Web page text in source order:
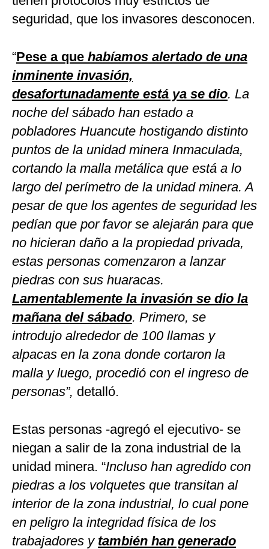
seguridad, que los invasores desconocen.
“Pese a que habíamos alertado de una
inminente invasión,
desafortunadamente está ya se dio. La
noche del sábado han estado a
pobladores Huancute hostigando distinto
puntos de la unidad minera Inmaculada,
cortando la malla metálica que está a lo
largo del perímetro de la unidad minera. A
pesar de que los agentes de seguridad les
pedían que por favor se alejarán para que
no hicieran daño a la propiedad privada,
estas personas comenzaron a lanzar
piedras con sus huaracas.
Lamentablemente la invasión se dio la
mañana del sábado. Primero, se
introdujo alrededor de 100 llamas y
alpacas en la zona donde cortaron la
malla y luego, procedió con el ingreso de
personas”, detalló.
Estas personas -agregó el ejecutivo- se
niegan a salir de la zona industrial de la
unidad minera. “Incluso han agredido con
piedras a los volquetes que transitan al
interior de la zona industrial, lo cual pone
en peligro la integridad física de los
trabajadores y también han generado